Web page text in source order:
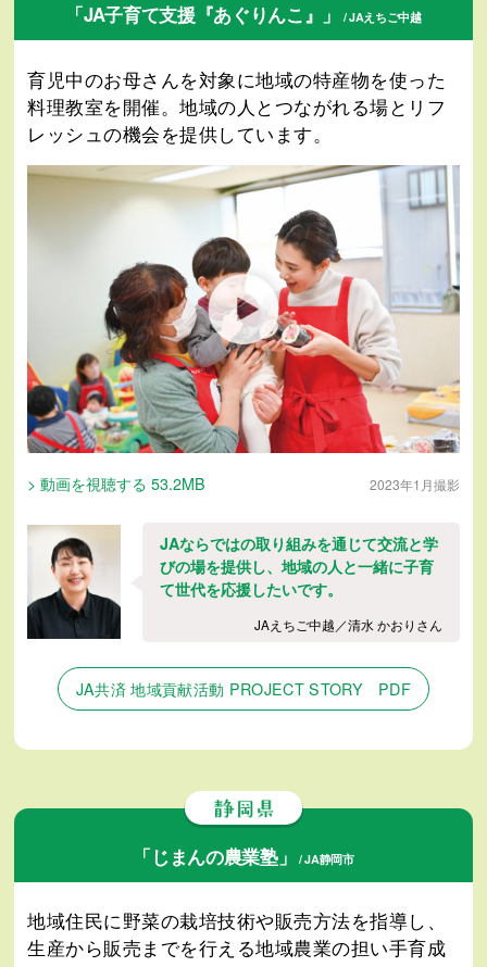
「JA子育て支援『あぐりんこ』」 / JAえちご中越
育児中のお母さんを対象に地域の特産物を使った
料理教室を開催。地域の人とつながれる場とリフ
レッシュの機会を提供しています。
> 動画を視聴する 53.2MB 2023年1月撮影
JAならではの取り組みを通じて交流と学
びの場を提供し、地域の人と一緒に子育
て世代を応援したいです。
JAえちご中越／清水 かおりさん
JA共済 地域貢献活動 PROJECT STORY PDF
「じまんの農業塾」 / JA静岡市
地域住民に野菜の栽培技術や販売方法を指導し、
生産から販売までを行える地域農業の担い手育成